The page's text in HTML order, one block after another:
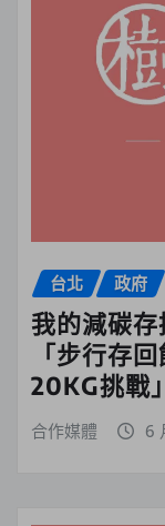
台北 政府
我的減碳
「步行存
20KG挑戰
合作媒體 6